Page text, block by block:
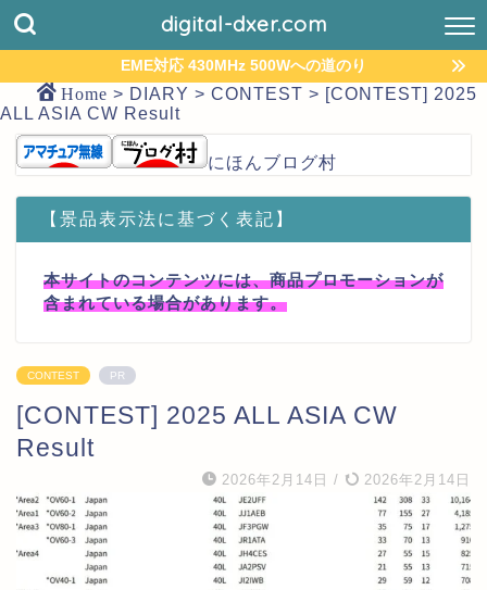
digital-dxer.com
EME対応 430MHz 500Wへの道のり
Home > DIARY > CONTEST > [CONTEST] 2025
ALL ASIA CW Result
にほんブログ村
【景品表示法に基づく表記】
本サイトのコンテンツには、商品プロモーションが
含まれている場合があります。
CONTEST PR
[CONTEST] 2025 ALL ASIA CW
Result
2026年2月14日 / 2026年2月14日